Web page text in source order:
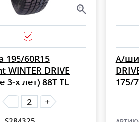
60R15
WINTER DRIVE
3-х лет) 88T TL
-
+
А/
175/